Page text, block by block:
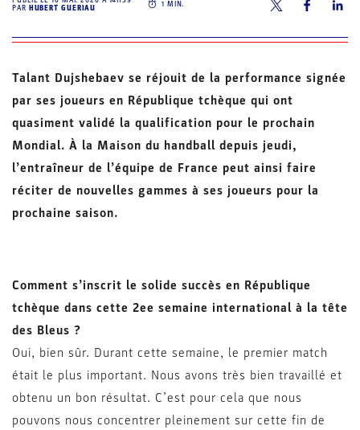
PAR HUBERT GUERIAU 1 MIN.
Talant Dujshebaev se réjouit de la performance signée
par ses joueurs en République tchèque qui ont
quasiment validé la qualification pour le prochain
Mondial. À la Maison du handball depuis jeudi,
l’entraîneur de l’équipe de France peut ainsi faire
réciter de nouvelles gammes à ses joueurs pour la
prochaine saison.
Comment s’inscrit le solide succès en République
tchèque dans cette 2ee semaine international à la tête
des Bleus ?
Oui, bien sûr. Durant cette semaine, le premier match
était le plus important. Nous avons très bien travaillé et
obtenu un bon résultat. C’est pour cela que nous
pouvons nous concentrer pleinement sur cette fin de